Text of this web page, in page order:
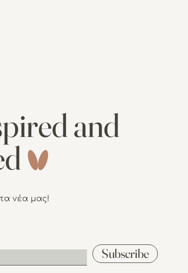
and
νέα μας!
Subscribe